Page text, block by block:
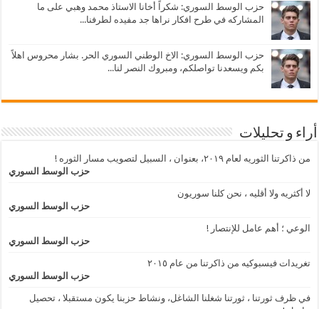
حزب الوسط السوري: شكراً أخانا الاستاذ محمد وهبي على ما
المشاركه في طرح افكار نراها جد مفيده لطرفنا...
حزب الوسط السوري: الاخ الوطني السوري الحر. بشار محروس اهلاً
بكم ويسعدنا تواصلكم، ومبروك النصر لنا...
أراء و تحليلات
من ذاكرتنا الثوريه لعام ٢٠١٩، بعنوان ، السبيل لتصويب مسار الثوره !
حزب الوسط السوري
لا أكثريه ولا أقليه ، نحن كلنا سوريون
حزب الوسط السوري
الوعي ؛ أهم عامل للإنتصار !
حزب الوسط السوري
تغريدات فيسبوكيه من ذاكرتنا من عام ٢٠١٥
حزب الوسط السوري
في ظرف ثورتنا ، ثورتنا شغلنا الشاغل، ونشاط حزبنا يكون مستقبلا ، تحصيل